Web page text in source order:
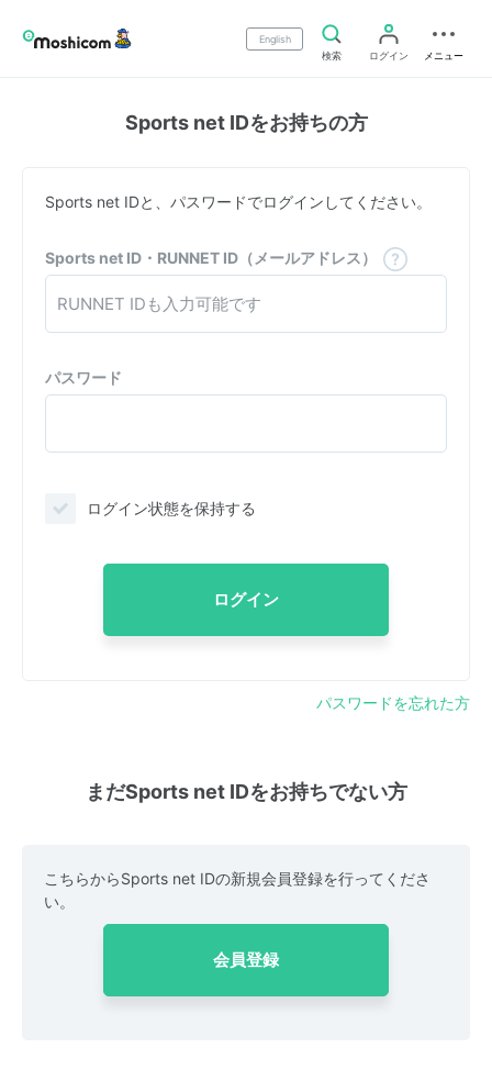
English
検索
ログイン メニュー
Sports net IDをお持ちの方
Sports net IDと、パスワードでログインしてください。
Sports net ID・RUNNET ID（メールアドレス）
パスワード
ログイン状態を保持する
ログイン
パスワードを忘れた方
まだSports net IDをお持ちでない方
こちらからSports net IDの新規会員登録を行ってくださ
い。
会員登録